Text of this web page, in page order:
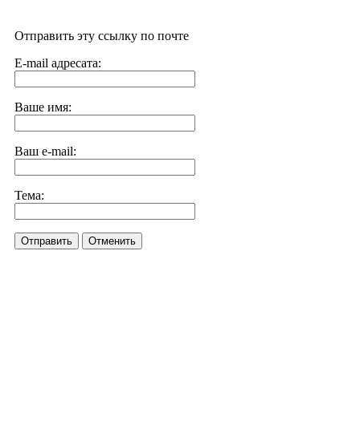
Отправить эту ссылку по почте
E-mail адресата:
Ваше имя:
Ваш e-mail:
Тема:
Отправить Отменить